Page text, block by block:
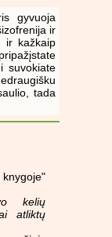
gyvuoja
ir
ir kažkaip
suvokiate
tada
kelių
atliktų